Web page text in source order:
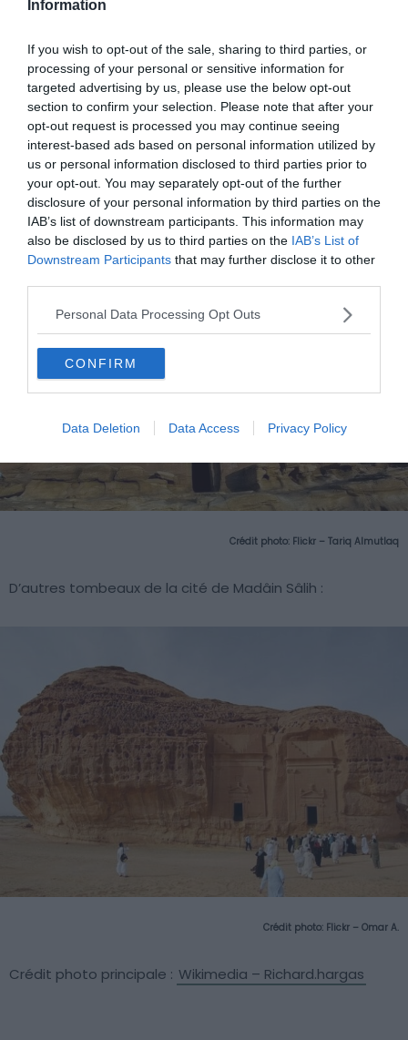
Information
If you wish to opt-out of the sale, sharing to third parties, or
processing of your personal or sensitive information for
targeted advertising by us, please use the below opt-out
section to confirm your selection. Please note that after your
opt-out request is processed you may continue seeing
interest-based ads based on personal information utilized by
us or personal information disclosed to third parties prior to
your opt-out. You may separately opt-out of the further
disclosure of your personal information by third parties on the
IAB’s list of downstream participants. This information may
also be disclosed by us to third parties on the IAB’s List of
Downstream Participants that may further disclose it to other
Personal Data Processing Opt Outs
CONFIRM
Data Deletion Data Access Privacy Policy
Crédit photo:Panoramio – etneilavsky
Crédit photo: Flickr – Tariq Almutlaq
D’autres tombeaux de la cité de Madâin Sâlih :
Crédit photo: Flickr – Omar A.
Crédit photo principale : Wikimedia – Richard.hargas